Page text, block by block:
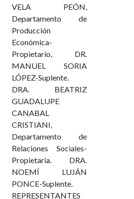
VELA PEÓN,
Departamento de
Producción
Económica-
Propietario, DR.
MANUEL SORIA
LÓPEZ-Suplente.
DRA. BEATRIZ
GUADALUPE
CANABAL
CRISTIANI,
Departamento de
Relaciones Sociales-
Propietaria. DRA.
NOEMÍ LUJÁN
PONCE-Suplente.
REPRESENTANTES